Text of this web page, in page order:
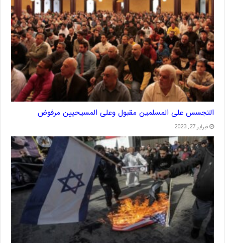
التجسس على المسلمين مقبول وعلى المسيحيين مرفوض
فبراير 27, 2023